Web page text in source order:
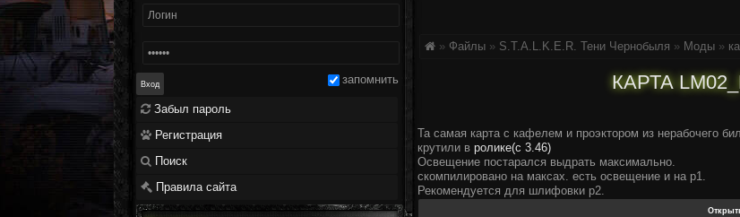
» Файлы » S.T.A.L.K.E.R. Тени Чернобыля » Моды »
КАРТА
Та самая карта с кафелем и проэктором из нерабочего
крутили в ролике(с 3.46)
Освещение постарался выдрать максимально.
скомпилировано на максах. есть освещение и на р1.
Рекомендуется для шлифовки р2.
запомнить
Забыл пароль
Регистрация
Поиск
Правила сайта